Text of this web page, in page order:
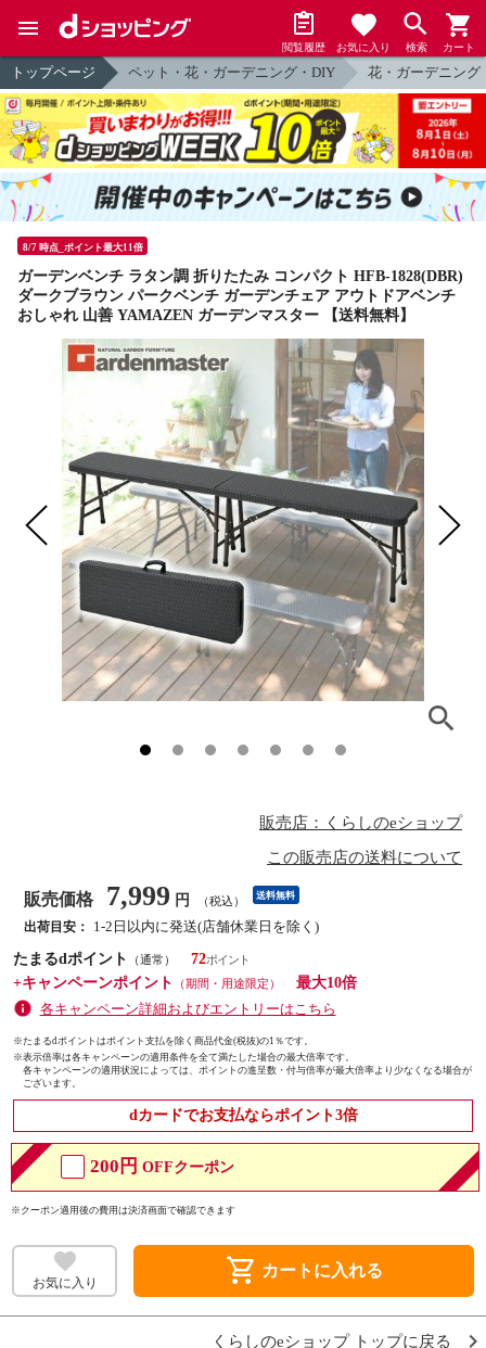
閲覧履歴 お気に入り 検索 カート
トップページ ペット・花・ガーデニング・DIY 花・ガーデニング
8/7 時点_ポイント最大11倍
ガーデンベンチ ラタン調 折りたたみ コンパクト HFB-1828(DBR)
ダークブラウン パークベンチ ガーデンチェア アウトドアベンチ
おしゃれ 山善 YAMAZEN ガーデンマスター 【送料無料】
販売店：くらしのeショップ
この販売店の送料について
販売価格 7,999 円 （税込） 送料無料
出荷目安：
1-2日以内に発送(店舗休業日を除く)
たまるdポイント
（通常）
72
+キャンペーンポイント
（期間・用途限定）
最大10倍
各キャンペーン詳細およびエントリーはこちら
※たまるdポイントはポイント支払を除く商品代金(税抜)の1％です。
※表示倍率は各キャンペーンの適用条件を全て満たした場合の最大倍率です。
各キャンペーンの適用状況によっては、ポイントの進呈数・付与倍率が最大倍率より少なくなる場合が
ございます。
dカードでお支払ならポイント3倍
200円 OFFクーポン
※クーポン適用後の費用は決済画面で確認できます
お気に入り shopping_cart カートに入れる
くらしのeショップ トップに戻る